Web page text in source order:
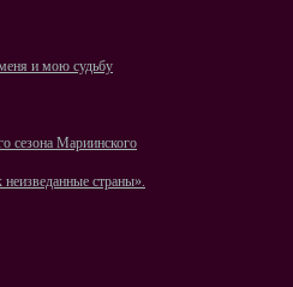
и мою судьбу
сезона Мариинского
страны».